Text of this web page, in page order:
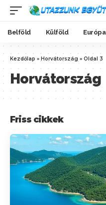
Belföld Külföld Európa
Kezdőlap » Horvátország » Oldal 3
Horvátország
Friss cikkek